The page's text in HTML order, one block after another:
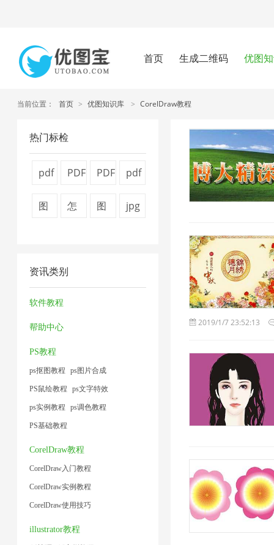
首页 生成二维码 优图
当前位置： 首页 > 优图知识库 > CorelDraw教程
热门标检
pdf
缩
1
PDF
1
PDF
1
pdf
1
图
缩
器
2
怎
缩
图
jpg
资讯类别
软件教程
帮助中心
PS教程
ps抠图教程 ps图片合成
PS鼠绘教程 ps文字特效
ps实例教程 ps调色教程
PS基础教程
CorelDraw教程
CorelDraw入门教程
CorelDraw实例教程
CorelDraw使用技巧
illustrator教程
2019/1/7 23:52:13